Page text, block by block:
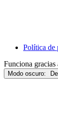
Política de
Funciona gracias
Modo oscuro: